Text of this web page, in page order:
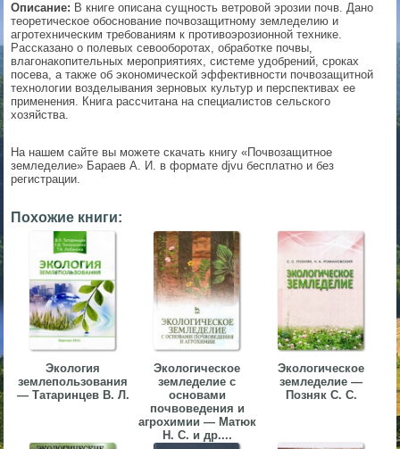
Описание: В книге описана сущность ветровой эрозии почв. Дано
теоретическое обоснование почвозащитному земледелию и
агротехническим требованиям к противоэрозионной технике.
Рассказано о полевых севооборотах, обработке почвы,
влагонакопительных мероприятиях, системе удобрений, сроках
посева, а также об экономической эффективности почвозащитной
технологии возделывания зерновых культур и перспективах ее
применения. Книга рассчитана на специалистов сельского
хозяйства.
На нашем сайте вы можете скачать книгу «Почвозащитное
земледелие» Бараев А. И. в формате djvu бесплатно и без
регистрации.
Похожие книги:
Экология
землепользования
— Татаринцев В. Л.
Экологическое
земледелие с
основами
почвоведения и
агрохимии — Матюк
Н. С. и др....
Экологическое
земледелие —
Позняк С. С.
▼
▼
▼
▼